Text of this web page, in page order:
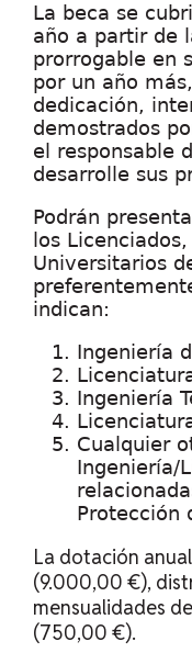
La beca se
año a partir de
prorrogable en
por un año
dedicación,
demostrados
el responsable
desarrolle sus
Podrán
los
Universitarios
indican:
Ingeniería
Ingeniería
Cualquier
Ingeniería/
Protección
La dotación
(9.000,00 €),
mensualidades
(750,00 €).